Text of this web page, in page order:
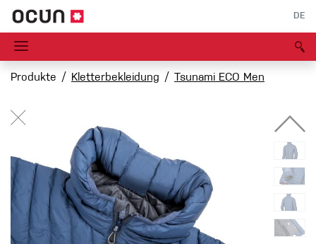
DE
Produkte Kletterbekleidung Tsunami ECO Men